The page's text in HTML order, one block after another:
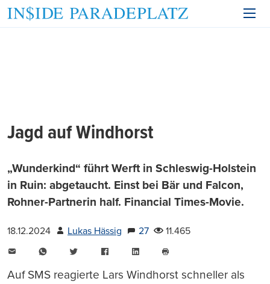
Jagd auf Windhorst
„Wunderkind“ führt Werft in Schleswig-Holstein
in Ruin: abgetaucht. Einst bei Bär und Falcon,
Rohner-Partnerin half. Financial Times-Movie.
18.12.2024 Lukas Hässig 27
11.465
WhatsAppTwitter FacebookLinkedIn
drucken
Auf SMS reagierte Lars Windhorst schneller als